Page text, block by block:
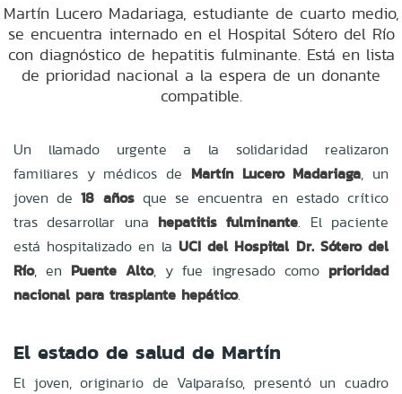
Martín Lucero Madariaga, estudiante de cuarto medio,
se encuentra internado en el Hospital Sótero del Río
con diagnóstico de hepatitis fulminante. Está en lista
de prioridad nacional a la espera de un donante
compatible.
Un llamado urgente a la solidaridad realizaron
familiares y médicos de Martín Lucero Madariaga, un
joven de18 añosque se encuentra en estado crítico
tras desarrollar una hepatitis fulminante. El paciente
está hospitalizado en la UCI del Hospital Dr. Sótero del
Río, en Puente Alto, y fue ingresado como prioridad
nacional para trasplante hepático.
El estado de salud de Martín
El joven, originario de Valparaíso, presentó un cuadro